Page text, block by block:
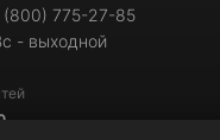
(800) 775-27-85
- выходной